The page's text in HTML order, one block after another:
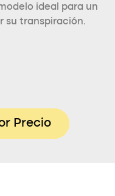
ideal para un
su transpiración.
Precio